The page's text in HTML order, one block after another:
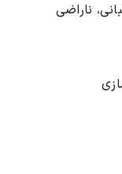
ناراضی